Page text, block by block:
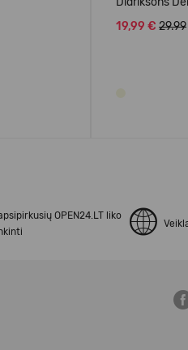
19,99 € 29.99
OPEN24.LT liko